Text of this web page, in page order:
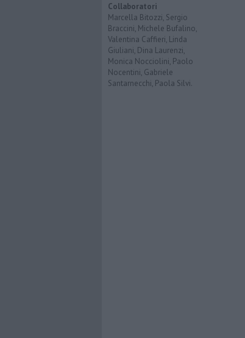
Collaboratori
Marcella Bitozzi, Sergio
Braccini, Michele Bufalino,
Valentina Caffieri, Linda
Giuliani, Dina Laurenzi,
Monica Nocciolini, Paolo
Nocentini, Gabriele
Santarnecchi, Paola Silvi.